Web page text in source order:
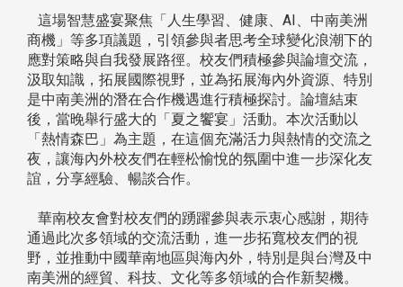
這場智慧盛宴聚焦「人生學習、健康、AI、中南美洲
商機」等多項議題，引領參與者思考全球變化浪潮下的
應對策略與自我發展路徑。校友們積極參與論壇交流，
汲取知識，拓展國際視野，並為拓展海內外資源、特別
是中南美洲的潛在合作機遇進行積極探討。論壇結束
後，當晚舉行盛大的「夏之饗宴」活動。本次活動以
「熱情森巴」為主題，在這個充滿活力與熱情的交流之
夜，讓海內外校友們在輕松愉悅的氛圍中進一步深化友
誼，分享經驗、暢談合作。
華南校友會對校友們的踴躍參與表示衷心感謝，期待
通過此次多領域的交流活動，進一步拓寬校友們的視
野，並推動中國華南地區與海內外，特別是與台灣及中
南美洲的經貿、科技、文化等多領域的合作新契機。